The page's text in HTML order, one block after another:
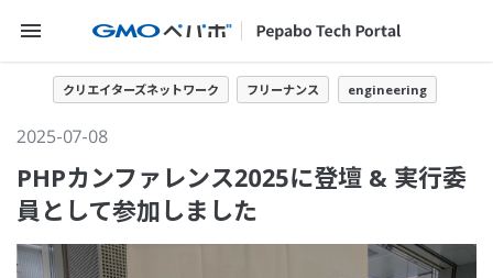
メニューを開く
クリエイターズネットワーク フリーナンス engineering
2025-07-08
PHPカンファレンス2025に登壇 & 実行委
員として参加しました